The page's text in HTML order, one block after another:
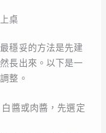
桌
穩妥的方法是先建
長出來。以下是一
整。
白醬或肉醬，先選定